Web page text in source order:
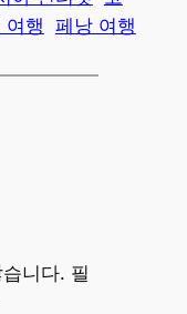
여행 페낭 여행
니다. 필